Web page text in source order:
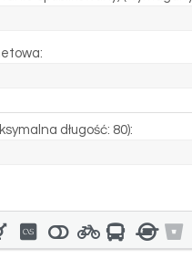
długość: 80):